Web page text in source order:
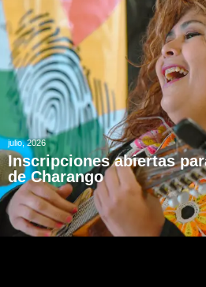
julio, 2026
Inscripciones abiertas
de Charango